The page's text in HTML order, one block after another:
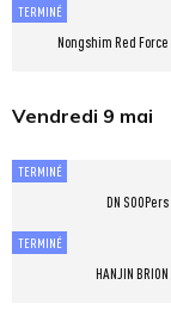
TERMINÉ
Nongshim Red Force
Vendredi 9 mai
TERMINÉ
DN SOOPers
TERMINÉ
HANJIN BRION